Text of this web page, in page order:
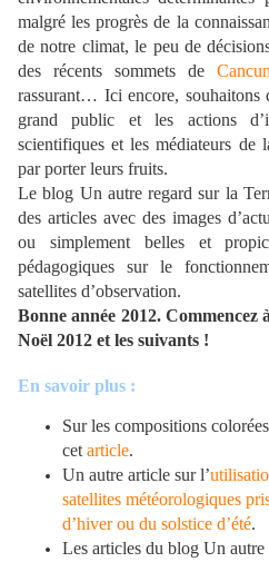
malgré les progrès de la
de notre climat, le peu de
des récents sommets deCancun
rassurant… Ici encore, souhaitons
grand public et les actions
scientifiques et les médiateurs de
par porter leurs fruits.
Le blog Un autre regard sur la
des articles avec des images
ou simplement belles et
pédagogiques sur le
satellites d’observation.
Bonne année 2012.
Noël 2012 et les suivants !
En savoir plus :
Sur les compositions
cet article.
Un autre article sur l’
satellites météorologiques
d’hiver ou du solstice d’été.
Les articles du blog Un autre